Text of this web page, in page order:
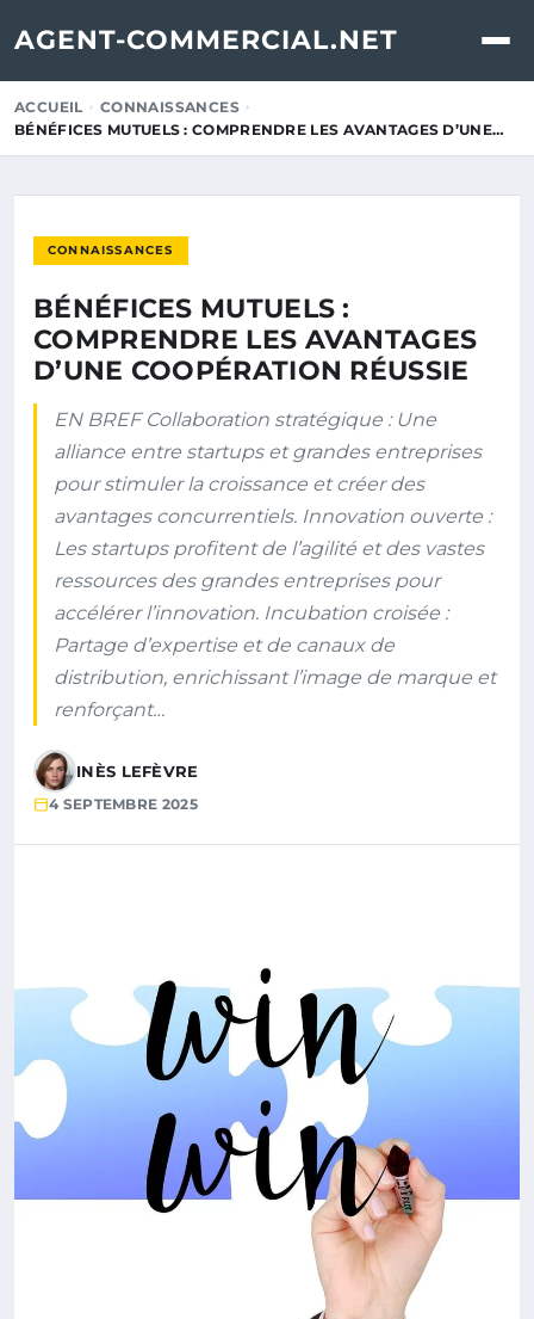
AGENT-COMMERCIAL.NET
ACCUEIL
CONNAISSANCES
BÉNÉFICES MUTUELS : COMPRENDRE LES AVANTAGES D’UNE…
CONNAISSANCES
BÉNÉFICES MUTUELS :
COMPRENDRE LES AVANTAGES
D’UNE COOPÉRATION RÉUSSIE
EN BREF Collaboration stratégique : Une
alliance entre startups et grandes entreprises
pour stimuler la croissance et créer des
avantages concurrentiels. Innovation ouverte :
Les startups profitent de l’agilité et des vastes
ressources des grandes entreprises pour
accélérer l’innovation. Incubation croisée :
Partage d’expertise et de canaux de
distribution, enrichissant l’image de marque et
renforçant…
INÈS LEFÈVRE
4 SEPTEMBRE 2025